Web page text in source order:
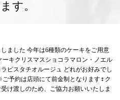
す。
ました 今年は6種類のケーキをご用意
キクリスマスショコラマロン・ノエル
ピスタチオルージュ どれがお好みでし
予約は店頭にて前金制となります‍♀️ク
け渡しのため、ご協力お願いいたしま